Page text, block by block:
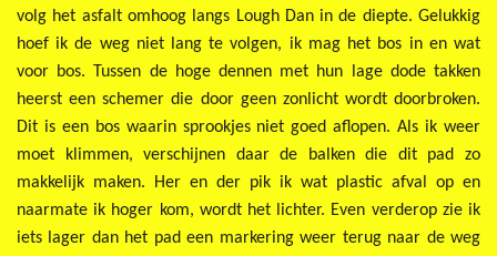
volg het asfalt omhoog langs Lough Dan in de diepte. Gelukkig
hoef ik de weg niet lang te volgen, ik mag het bos in en wat
voor bos. Tussen de hoge dennen met hun lage dode takken
heerst een schemer die door geen zonlicht wordt doorbroken.
Dit is een bos waarin sprookjes niet goed aflopen. Als ik weer
moet klimmen, verschijnen daar de balken die dit pad zo
makkelijk maken. Her en der pik ik wat plastic afval op en
naarmate ik hoger kom, wordt het lichter. Even verderop zie ik
iets lager dan het pad een markering weer terug naar de weg